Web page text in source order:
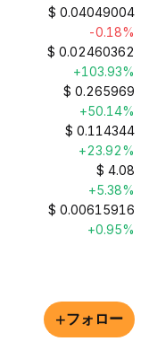
$ 0.04049004
-0.18%
$ 0.02460362
+103.93%
$ 0.265969
+50.14%
$ 0.114344
+23.92%
$ 4.08
+5.38%
$ 0.00615916
+0.95%
+フォロー